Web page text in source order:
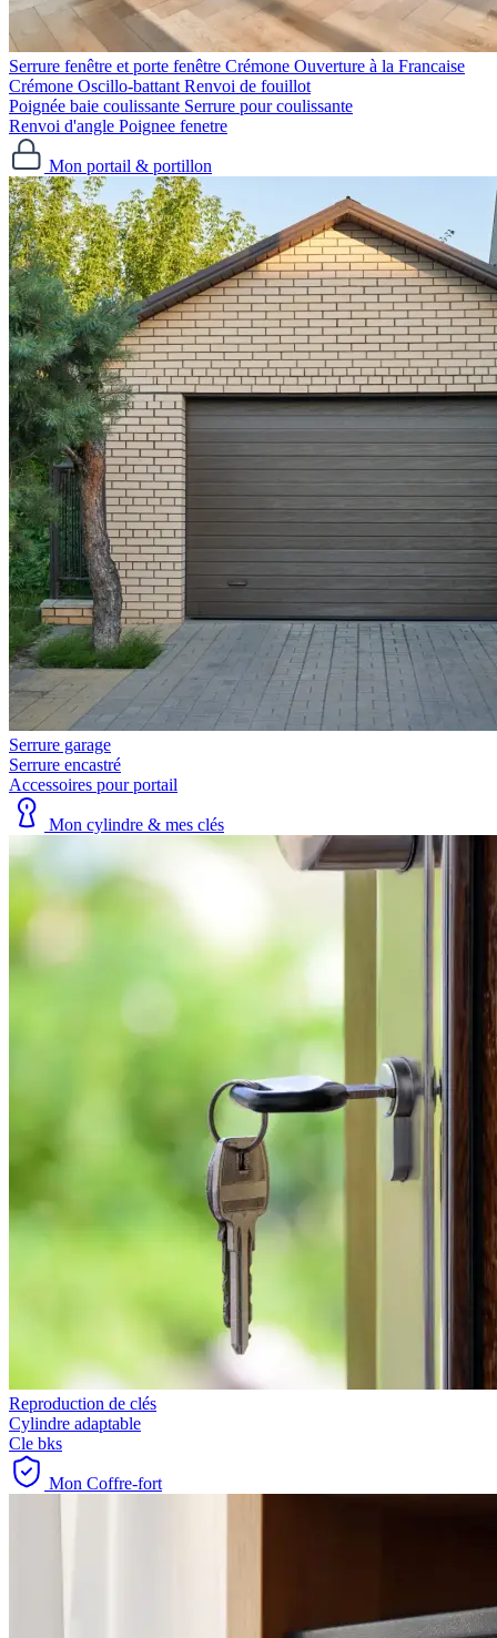
Serrure fenêtre et porte fenêtre Crémone Ouverture à la Francaise
Crémone Oscillo-battant Renvoi de fouillot
Poignée baie coulissante Serrure pour coulissante
Renvoi d'angle Poignee fenetre
Mon portail & portillon
Serrure garage
Serrure encastré
Accessoires pour portail
Mon cylindre & mes clés
Reproduction de clés
Cylindre adaptable
Cle bks
Mon Coffre-fort